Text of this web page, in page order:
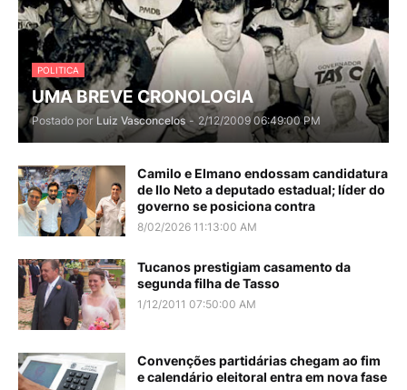
POLITICA
UMA BREVE CRONOLOGIA
Postado por Luiz Vasconcelos - 2/12/2009 06:49:00 PM
Camilo e Elmano endossam candidatura
de Ilo Neto a deputado estadual; líder do
governo se posiciona contra
8/02/2026 11:13:00 AM
Tucanos prestigiam casamento da
segunda filha de Tasso
1/12/2011 07:50:00 AM
Convenções partidárias chegam ao fim
e calendário eleitoral entra em nova fase